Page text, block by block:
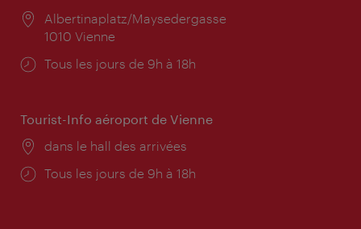
Lieu:
Albertinaplatz/Maysedergasse
1010 Vienne
Horaires
Tous les jours de 9h à 18h
Tourist-Info aéroport de Vienne
Lieu:
dans le hall des arrivées
Horaires
Tous les jours de 9h à 18h